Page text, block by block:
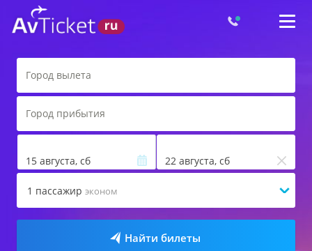
15 августа, сб 22 августа, сб
1 пассажир эконом
Найти билеты